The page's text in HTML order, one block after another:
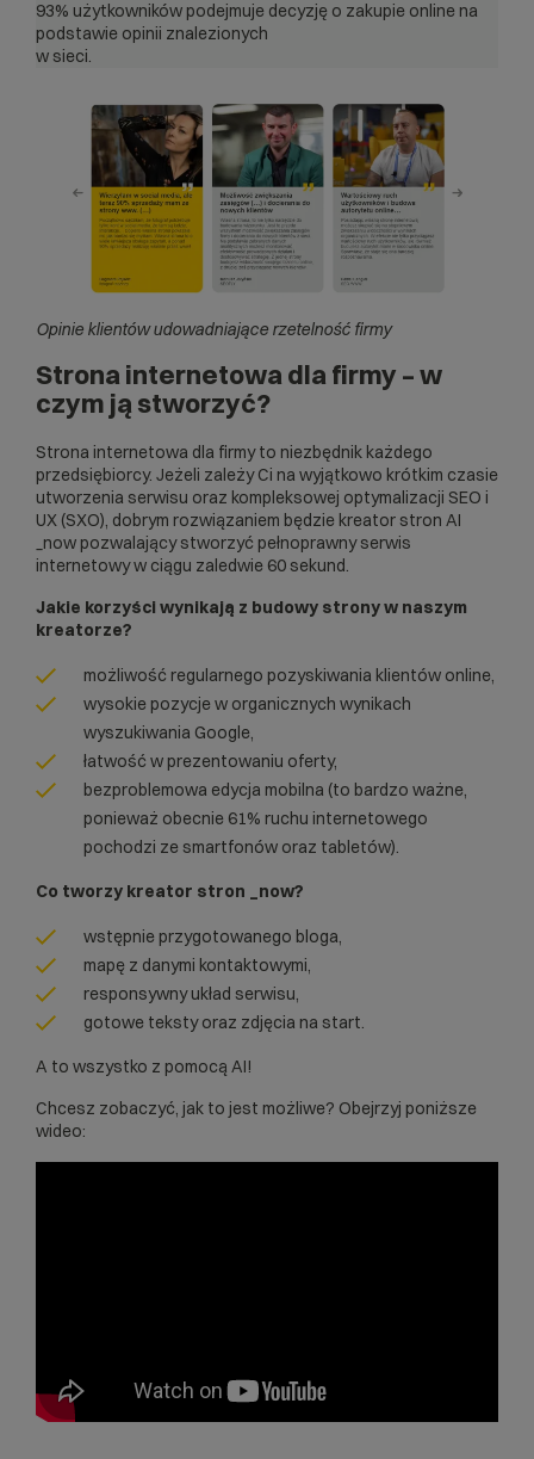
93% użytkowników podejmuje decyzję o zakupie online na
podstawie opinii znalezionych
w sieci.
Opinie klientów udowadniające rzetelność firmy
Strona internetowa dla firmy – w
czym ją stworzyć?
Strona internetowa dla firmy to niezbędnik każdego
przedsiębiorcy. Jeżeli zależy Ci na wyjątkowo krótkim czasie
utworzenia serwisu oraz kompleksowej optymalizacji SEO i
UX (SXO), dobrym rozwiązaniem będzie kreator stron AI
_now pozwalający stworzyć pełnoprawny serwis
internetowy w ciągu zaledwie 60 sekund.
Jakie korzyści wynikają z budowy strony w naszym
kreatorze?
możliwość regularnego pozyskiwania klientów online,
wysokie pozycje w organicznych wynikach
wyszukiwania Google,
łatwość w prezentowaniu oferty,
bezproblemowa edycja mobilna (to bardzo ważne,
ponieważ obecnie 61% ruchu internetowego
pochodzi ze smartfonów oraz tabletów).
Co tworzy kreator stron _now?
wstępnie przygotowanego bloga,
mapę z danymi kontaktowymi,
responsywny układ serwisu,
gotowe teksty oraz zdjęcia na start.
A to wszystko z pomocą AI!
Chcesz zobaczyć, jak to jest możliwe? Obejrzyj poniższe
wideo: